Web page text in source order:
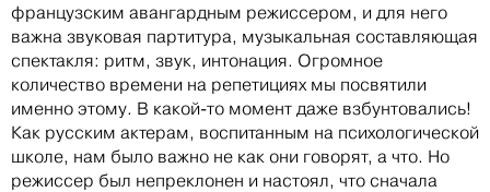
французским авангардным режиссером, и для него
важна звуковая партитура, музыкальная составляющая
спектакля: ритм, звук, интонация. Огромное
количество времени на репетициях мы посвятили
именно этому. В какой-то момент даже взбунтовались!
Как русским актерам, воспитанным на психологической
школе, нам было важно не как они говорят, а что. Но
режиссер был непреклонен и настоял, что сначала